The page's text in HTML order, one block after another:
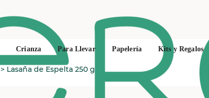
Crianza Para Llevar Papelería Kits y Regalos
> Lasaña de Espelta 250 g